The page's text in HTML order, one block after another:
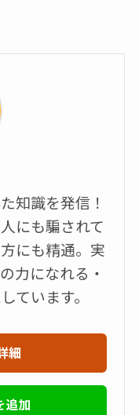
知識を発信！
にも騙されて
にも精通。実
力になれる・
ています。
細
追加